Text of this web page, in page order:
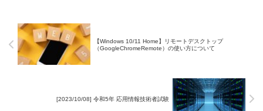
【Windows 10/11 Home】リモートデスクトップ
（GoogleChromeRemote）の使い方について
[2023/10/08] 令和5年 応用情報技術者試験